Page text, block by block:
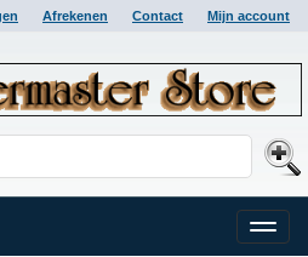
Afrekenen Contact Mijn account
Toggle